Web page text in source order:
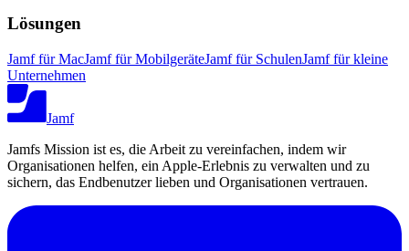
Lösungen
Jamf für MacJamf für MobilgeräteJamf für SchulenJamf für kleine
Unternehmen
Jamf
Jamfs Mission ist es, die Arbeit zu vereinfachen, indem wir
Organisationen helfen, ein Apple-Erlebnis zu verwalten und zu
sichern, das Endbenutzer lieben und Organisationen vertrauen.